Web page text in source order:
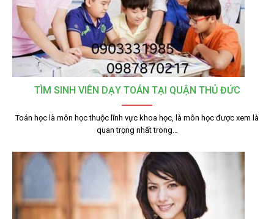
TÌM SINH VIÊN DẠY TOÁN TẠI QUẬN THỦ ĐỨC
Toán học là môn học thuộc lĩnh vực khoa học, là môn học được xem là
quan trọng nhất trong…